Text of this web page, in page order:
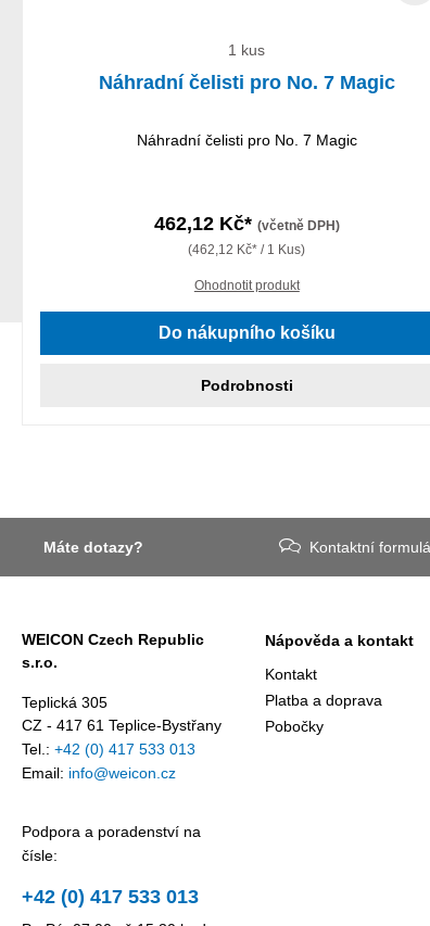
1 kus
Náhradní čelisti pro No. 7 Magic
Náhradní čelisti pro No. 7 Magic
462,12 Kč* (včetně DPH)
(462,12 Kč* / 1 Kus)
Ohodnotit produkt
Do nákupního košíku
Podrobnosti
Máte dotazy? Kontaktní
WEICON Czech Republic
s.r.o.
Teplická 305
CZ - 417 61 Teplice-Bystřany
Tel.: +42 (0) 417 533 013
Email: info@weicon.cz
Podpora a poradenství na
čísle:
+42 (0) 417 533 013
Nápověda a kontakt
Kontakt
Platba a doprava
Pobočky